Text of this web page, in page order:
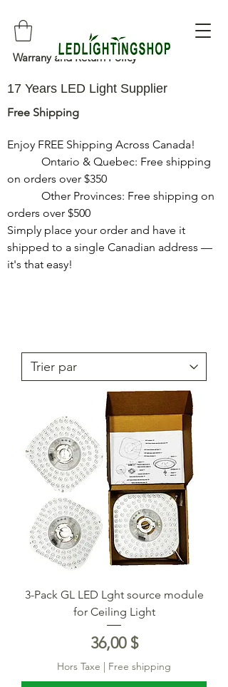
Warrany and Return Policy
17 Years LED Light Supplier
Free Shipping
Enjoy FREE Shipping Across Canada!
on orders over $350
orders over $500
Simply place your order and have it
shipped to a single Canadian address —
it's that easy!
3-Pack GL LED Lght source module
for Ceiling Light
Prix
36,00 $
Hors Taxe | Free shipping